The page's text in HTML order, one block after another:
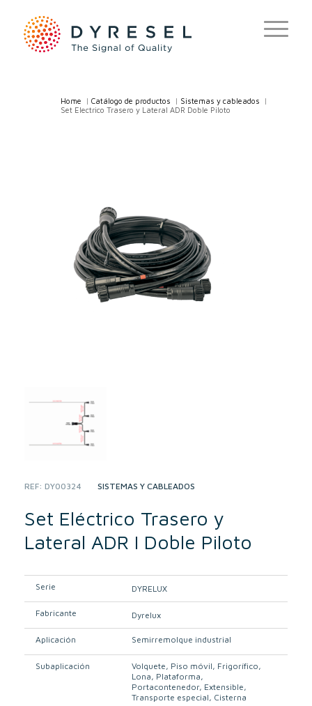
Home /Catálogo de productos Sistemas y cableados
Set Electrico Trasero y Lateral ADR Doble Piloto
REF:DY00324
CATEGORY:SISTEMAS Y CABLEADOS
Set Eléctrico Trasero y
Lateral ADR I Doble Piloto
Serie DYRELUX
Fabricante Dyrelux
Aplicación Semirremolque industrial
Subaplicación Volquete Piso móvil Frigorífico
Lona Plataforma
Portacontenedor Extensible
Transporte especial Cisterna